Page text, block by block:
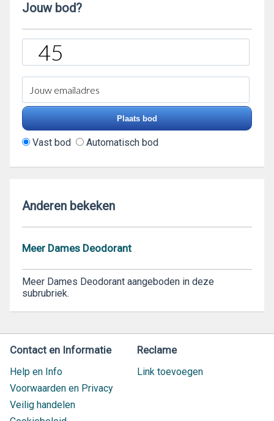
Jouw bod?
Vast bod Automatisch bod
Anderen bekeken
Meer Dames Deodorant
Meer Dames Deodorant aangeboden in deze
subrubriek.
Contact en Informatie
Help en Info
Voorwaarden en Privacy
Veilig handelen
Reclame
Link toevoegen